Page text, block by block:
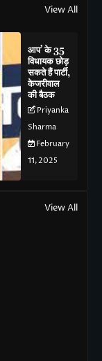
View All
आप’ के 35
विधायक छोड़
सकते हैं पार्टी,
केजरीवाल
की बैठक
Priyanka
Sharma
February
11, 2025
View All